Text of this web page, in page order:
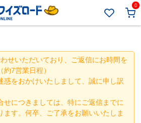
0
せいただいており、ご返信にお時間を
7営業日程）
惑をおかけいたしまして、誠に申し訳
につきましては、特にご返信までに
ます。何卒、ご了承をお願いいたしま